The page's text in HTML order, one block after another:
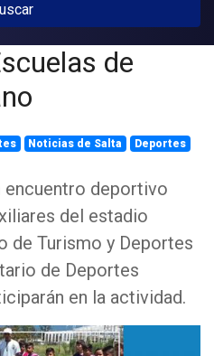
de
Noticias de Salta
Deportes
encuentro deportivo
del estadio
de Turismo y Deportes
de Deportes
en la actividad.